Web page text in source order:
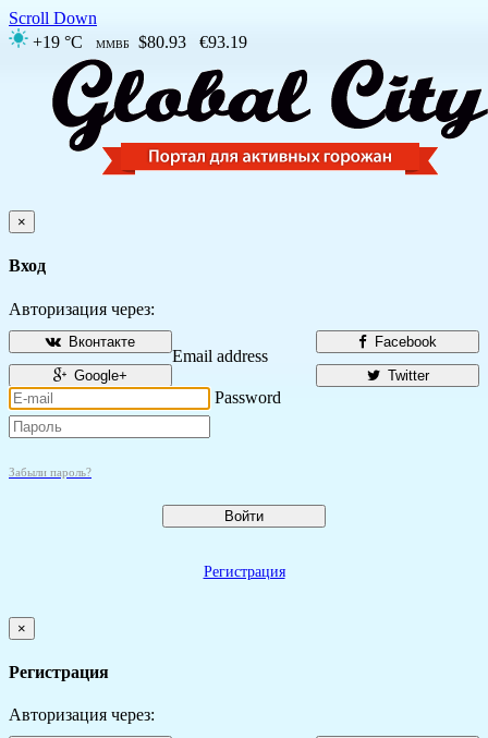
Scroll Down
+19 °C
ММВБ $80.93 €93.19
×
Вход
Авторизация через:
Facebook
Вконтакте
Twitter
Google+
Email address
Password
Забыли пароль?
Войти
Регистрация
×
Регистрация
Авторизация через: